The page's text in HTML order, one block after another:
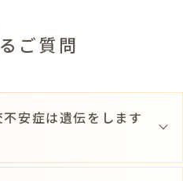
ご質問
安症は遺伝をします